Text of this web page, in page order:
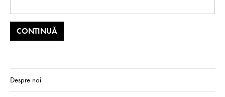
Despre noi